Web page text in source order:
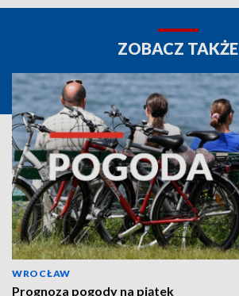
ZOBACZ TAKŻE
WROCŁAW
Prognoza pogody na piątek